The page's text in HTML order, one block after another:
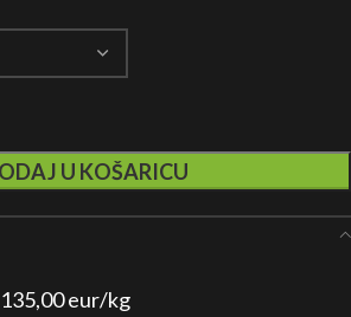
U KOŠARICU
eur/kg